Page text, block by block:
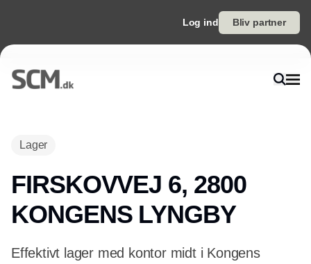
Log ind Bliv partner
Lager
FIRSKOVVEJ 6, 2800
KONGENS LYNGBY
Effektivt lager med kontor midt i Kongens